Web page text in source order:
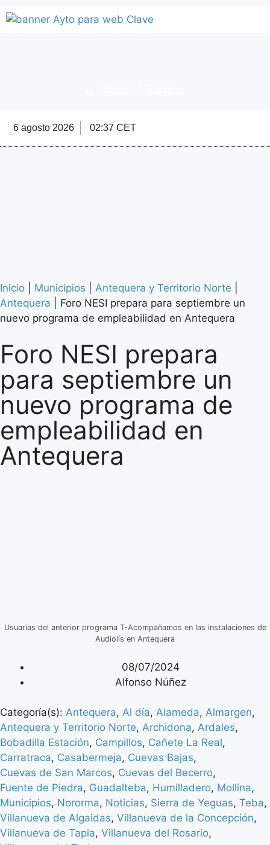
6 agosto 2026 02:37 CET
Inicio Municipios Antequera y Territorio Norte
Antequera
Foro NESI prepara para septiembre un
nuevo programa de empleabilidad en Antequera
Foro NESI prepara
para septiembre un
nuevo programa de
empleabilidad en
Antequera
Usuarias del anterior programa T-Acompañamos en las instalaciones de
Audiolís en Antequera
08/07/2024
Alfonso Núñez
Categoría(s): Antequera, Al día, Alameda, Almargen,
Antequera y Territorio Norte, Archidona, Ardales,
Bobadilla Estación, Campillos, Cañete La Real,
Carratraca, Casabermeja, Cuevas Bajas,
Cuevas de San Marcos, Cuevas del Becerro,
Fuente de Piedra, Guadalteba, Humilladero, Mollina,
Municipios, Nororma, Noticias, Sierra de Yeguas, Teba,
Villanueva de Algaidas, Villanueva de la Concepción,
Villanueva de Tapia, Villanueva del Rosario,